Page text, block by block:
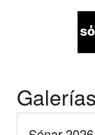
Galerías